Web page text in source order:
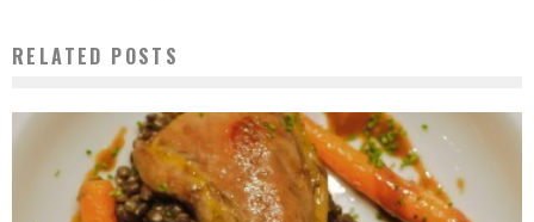
RELATED POSTS